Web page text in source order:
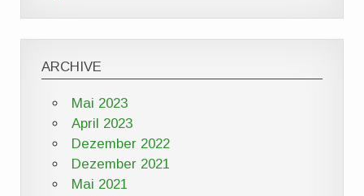
ARCHIVE
Mai 2023
April 2023
Dezember 2022
Dezember 2021
Mai 2021